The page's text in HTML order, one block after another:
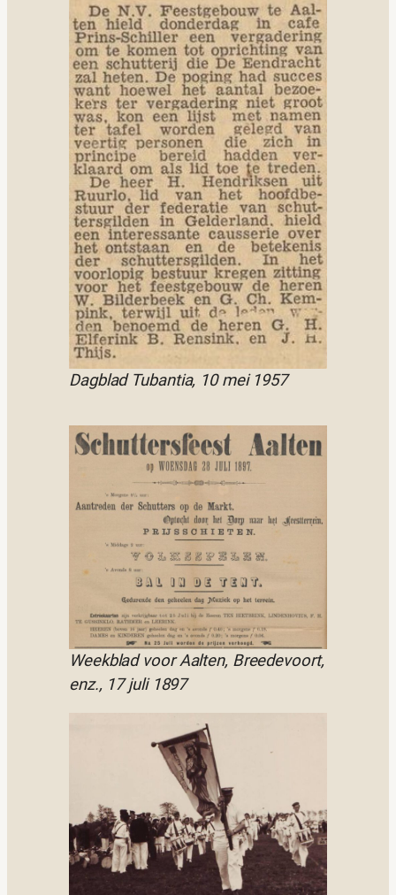
Dagblad Tubantia, 10 mei 1957
Weekblad voor Aalten, Breedevoort,
enz., 17 juli 1897